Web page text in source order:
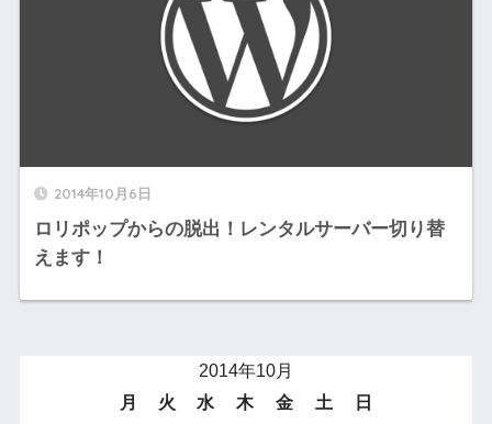
2014年10月6日
ロリポップからの脱出！レンタルサーバー切り替
えます！
2014年10月
月
火 水 木 金 土
日